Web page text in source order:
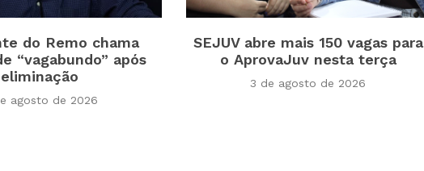
do Remo chama
“vagabundo” após
eliminação
agosto de 2026
SEJUV abre mais 150 vagas para
o AprovaJuv nesta terça
3 de agosto de 2026